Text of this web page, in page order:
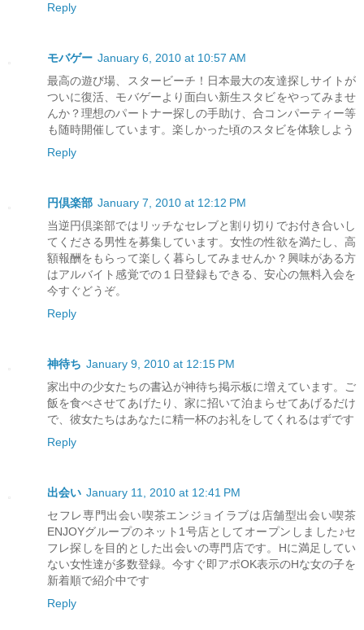
Reply
モバゲー January 6, 2010 at 10:57 AM
最高の遊び場、スタービーチ！日本最大の友達探しサイトが
ついに復活、モバゲーより面白い新生スタビをやってみませ
んか？理想のパートナー探しの手助け、合コンパーティー等
も随時開催しています。楽しかった頃のスタビを体験しよう
Reply
円倶楽部 January 7, 2010 at 12:12 PM
当逆円倶楽部ではリッチなセレブと割り切りでお付き合いし
てくださる男性を募集しています。女性の性欲を満たし、高
額報酬をもらって楽しく暮らしてみませんか？興味がある方
はアルバイト感覚での１日登録もできる、安心の無料入会を
今すぐどうぞ。
Reply
神待ち January 9, 2010 at 12:15 PM
家出中の少女たちの書込が神待ち掲示板に増えています。ご
飯を食べさせてあげたり、家に招いて泊まらせてあげるだけ
で、彼女たちはあなたに精一杯のお礼をしてくれるはずです
Reply
出会い January 11, 2010 at 12:41 PM
セフレ専門出会い喫茶エンジョイラブは店舗型出会い喫茶
ENJOYグループのネット1号店としてオープンしました♪セ
フレ探しを目的とした出会いの専門店です。Hに満足してい
ない女性達が多数登録。今すぐ即アポOK表示のHな女の子を
新着順で紹介中です
Reply